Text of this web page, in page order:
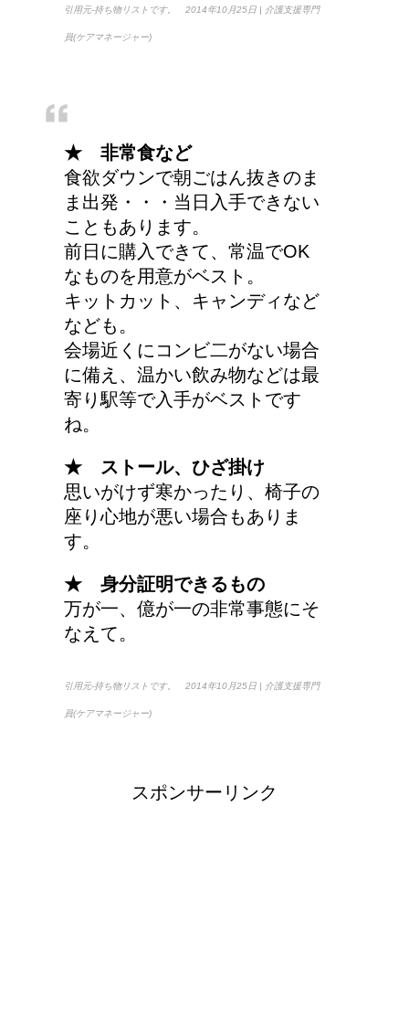
引用元-持ち物リストです。 2014年10月25日 | 介護支援専門
員(ケアマネージャー)
★ 非常食など
食欲ダウンで朝ごはん抜きのま
ま出発・・・当日入手できない
こともあります。
前日に購入できて、常温でOK
なものを用意がベスト。
キットカット、キャンディなど
なども。
会場近くにコンビ二がない場合
に備え、温かい飲み物などは最
寄り駅等で入手がベストです
ね。
★ ストール、ひざ掛け
思いがけず寒かったり、椅子の
座り心地が悪い場合もありま
す。
★ 身分証明できるもの
万が一、億が一の非常事態にそ
なえて。
引用元-持ち物リストです。 2014年10月25日 | 介護支援専門
員(ケアマネージャー)
スポンサーリンク